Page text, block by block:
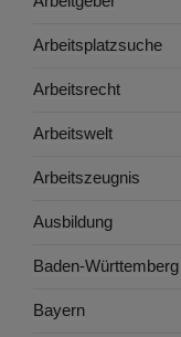
Arbeitsplatzsuche
Arbeitsrecht
Arbeitswelt
Arbeitszeugnis
Ausbildung
Baden-Württemberg
Bayern